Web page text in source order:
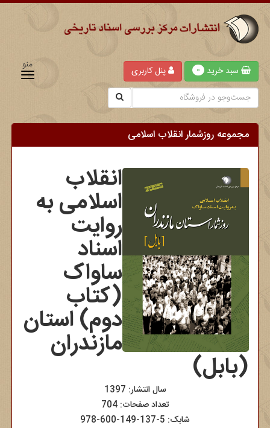
منو سبد خرید 0 پنل کاربری
مجموعه روزشمار انقلاب اسلامی
انقلاب
اسلامی به
روایت
اسناد
ساواک
(کتاب
دوم) استان
مازندران
(بابل)
سال انتشار: 1397
تعداد صفحات: 704
شابک: 978-600-149-137-5